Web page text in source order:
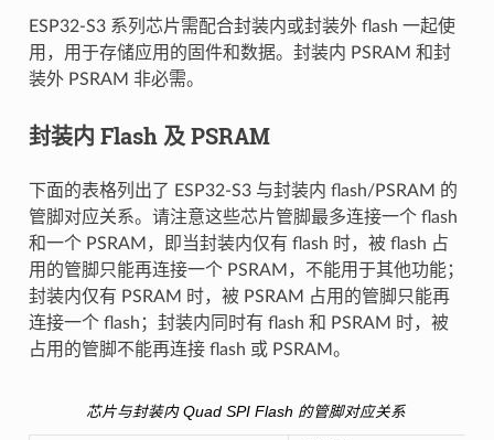
ESP32-S3 系列芯片需配合封装内或封装外 flash 一起使
用，用于存储应用的固件和数据。封装内 PSRAM 和封
装外 PSRAM 非必需。
封装内 Flash 及 PSRAM
下面的表格列出了 ESP32-S3 与封装内 flash/PSRAM 的
管脚对应关系。请注意这些芯片管脚最多连接一个 flash
和一个 PSRAM，即当封装内仅有 flash 时，被 flash 占
用的管脚只能再连接一个 PSRAM，不能用于其他功能；
封装内仅有 PSRAM 时，被 PSRAM 占用的管脚只能再
连接一个 flash；封装内同时有 flash 和 PSRAM 时，被
占用的管脚不能再连接 flash 或 PSRAM。
芯片与封装内 Quad SPI Flash 的管脚对应关系